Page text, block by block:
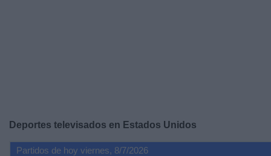
Deportes televisados en Estados Unidos
Partidos de hoy viernes, 8/7/2026